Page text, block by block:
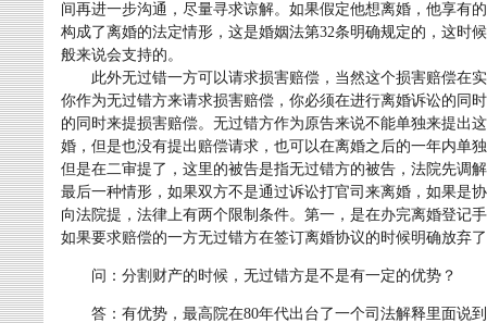
间再进一步沟通，尽量寻求谅解。如果假定他想离婚，他享有
构成了离婚的法定情形，这是婚姻法第32条明确规定的，这时
般来说会支持的。
此外无过错一方可以请求损害赔偿，当然这个损害赔偿在
你作为无过错方来请求损害赔偿，你必须在进行离婚诉讼的同
的同时来提损害赔偿。无过错方作为原告来说不能单独来提出
婚，但是也没有提出赔偿请求，也可以在离婚之后的一年内单
但是在二审提了，这里的被告是指无过错方的被告，法院先调
最后一种情形，如果双方不是通过诉讼打官司来离婚，如果是
向法院提，法律上有两个限制条件。第一，是在办完离婚登记
如果要求赔偿的一方无过错方在签订离婚协议的时候明确放弃
问：分割财产的时候，无过错方是不是有一定的优势？
答：有优势，最高院在80年代出台了一个司法解释里面说